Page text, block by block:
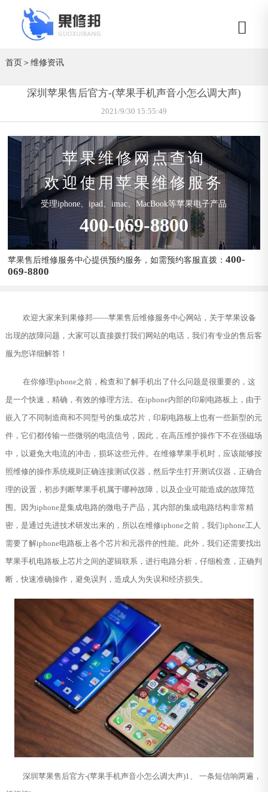
首页＞维修资讯
深圳苹果售后官方-(苹果手机声音小怎么调大声)
2021/9/30 15:55:49
苹果维修网点查询
欢迎使用苹果维修服务
受理iphone、ipad、imac、MacBook等苹果电子产品
400-069-8800
苹果售后维修服务中心提供预约服务，如需预约客服直拨：400-
069-8800
欢迎大家来到果修邦——苹果售后维修服务中心网站，关于苹果设备
出现的故障问题，大家可以直接拨打我们网站的电话，我们有专业的售后客
服为您详细解答！
在你修理iphone之前，检查和了解手机出了什么问题是很重要的，这
是一个快速，精确，有效的修理方法。在iphone内部的印刷电路板上，由于
嵌入了不同制造商和不同型号的集成芯片，印刷电路板上也有一些新型的元
件，它们都传输一些微弱的电流信号，因此，在高压维护操作下不在强磁场
中，以避免大电流的冲击，损坏这些元件。在维修苹果手机时，应该能够按
照维修的操作系统规则正确连接测试仪器，然后学生打开测试仪器，正确合
理的设置，初步判断苹果手机属于哪种故障，以及企业可能造成的故障范
围。因为iphone是集成电路的微电子产品，其内部的集成电路结构非常精
密，是通过先进技术研发出来的，所以在维修iphone之前，我们iphone工人
需要了解iphone电路板上各个芯片和元器件的性能。此外，我们还需要找出
苹果手机电路板上芯片之间的逻辑联系，进行电路分析，仔细检查，正确判
断，快速准确操作，避免误判，造成人为失误和经济损失。
深圳苹果售后官方-(苹果手机声音小怎么调大声)1、 一条短信响两遍，